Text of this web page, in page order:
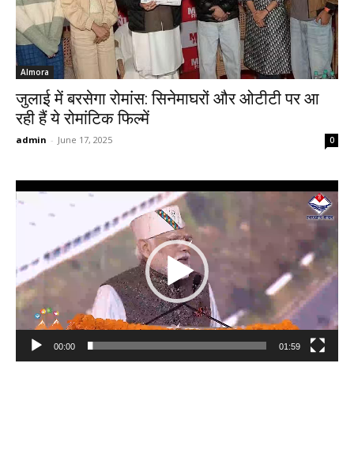
Almora
जुलाई में बरसेगा रोमांस: सिनेमाघरों और ओटीटी पर आ
रही हैं ये रोमांटिक फिल्में
admin - June 17, 2025 0
Player
00:00 01:59